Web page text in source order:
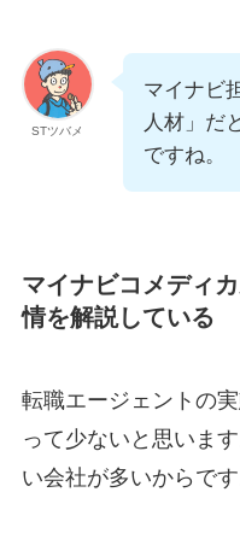
STツバメ
マイナビ
人材」だ
ですね。
マイナビコメディ
情を解説している
転職エージェントの
って少ないと思いま
い会社が多いからです